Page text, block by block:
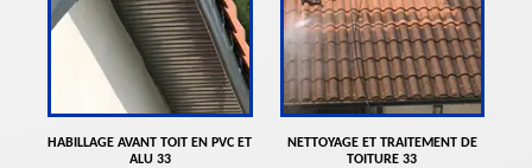
HABILLAGE AVANT TOIT EN PVC ET
ALU 33
NETTOYAGE ET TRAITEMENT DE
TOITURE 33